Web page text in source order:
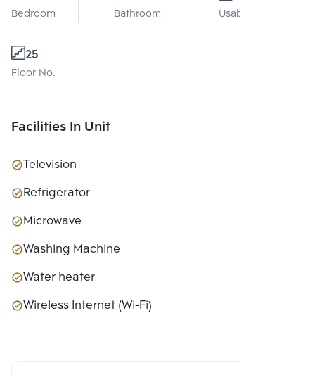
Bedroom Bathroom Usable area
25
Floor No.
Facilities In Unit
Television
Refrigerator
Microwave
Washing Machine
Water heater
Wireless Internet (Wi-Fi)